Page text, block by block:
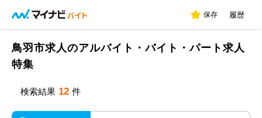
保存 履歴
鳥羽市求人のアルバイト・バイト・パート求人
特集
検索結果 12 件